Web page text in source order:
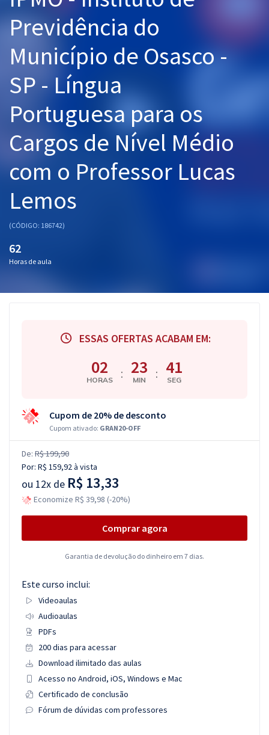
Graduação
Mentorias
Questões grátis
Conteúdo gratuito
Blog
Aprovados
Atendimento
Previdência do
Município de Osasco -
SP - Língua
Portuguesa para os
Cargos de Nível Médio
com o Professor Lucas
Lemos
(CÓDIGO: 186742)
62
Horas de aula
ESSAS OFERTAS ACABAM EM:
02
HORAS : 23
MIN : 41
SEG
Cupom de 20% de desconto
Cupom ativado: GRAN20-OFF
De: R$ 199,90
Por: R$ 159,92à vista
ou 12x de R$ 13,33
Economize R$ 39,98 (-20%)
Comprar agora
Garantia de devolução do dinheiro em 7 dias.
Este curso inclui:
Videoaulas
Audioaulas
PDFs
200 dias para acessar
Download ilimitado das aulas
Acesso no Android, iOS, Windows e Mac
Certificado de conclusão
Fórum de dúvidas com professores